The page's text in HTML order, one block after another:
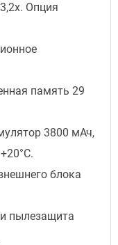
Опция
память 29
3800 мАч,
блока
пылезащита